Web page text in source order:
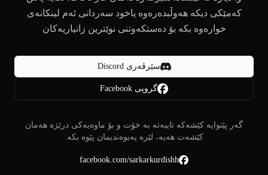
کەمێکی دیکە هەوڵبدەرەوە یاخود سەردانی ئەم لینکانەی
خوارەوە بکە بۆ دەستکەوتنی نوێترین زانیاریەکان
سێرڤەری Discord
گروپی Facebook
گەر پێتوایە کێشەکە تایبەتە بە خۆت و بۆ ماوەیەکی درێژە هەمان
کێشەت هەیە، لێرە پەیوەندیمان پێوە بکە:
facebook.com/sarkarkurdishh